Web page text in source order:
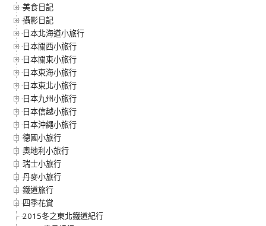
美食日記
攝影日記
日本北海道小旅行
日本關西小旅行
日本關東小旅行
日本東海小旅行
日本東北小旅行
日本九州小旅行
日本信越小旅行
日本沖繩小旅行
德國小旅行
奧地利小旅行
瑞士小旅行
丹麥小旅行
鐵道旅行
四季花賞
2015冬之東北鐵道紀行